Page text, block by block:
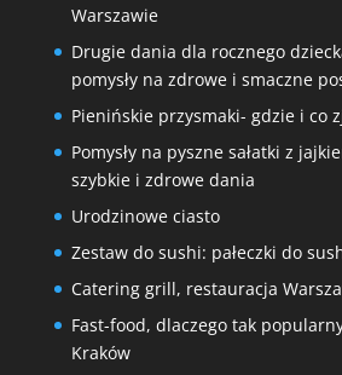
Warszawie
Drugie dania dla rocznego
pomysły na zdrowe i smaczne
Pienińskie przysmaki- gdzie i co
Pomysły na pyszne sałatki z
szybkie i zdrowe dania
Urodzinowe ciasto
Zestaw do sushi: pałeczki do
Catering grill, restauracja
Fast-food, dlaczego tak
Kraków